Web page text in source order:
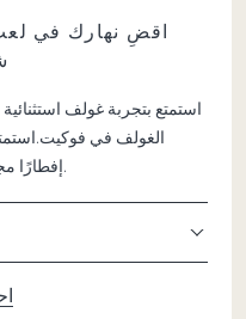
اقضِ نهارك في
استمتع بتجربة غولف
الغولف في
إفطارًا مجانيًا و18 حفرة في لاغونا غولف فوكيت.